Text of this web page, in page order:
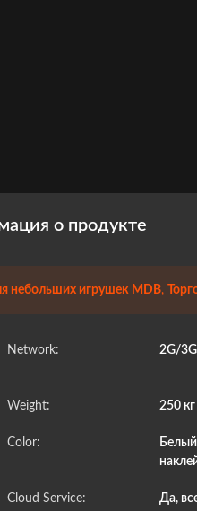
о продукте
небольших игрушек MDB,
Network: 2G/
Weight: 250
Color:
Cloud Service:
Да,